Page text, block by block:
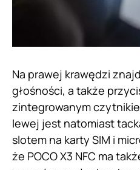
Na prawej krawędzi
głośności, a także
zintegrowanym
lewej jest natomiast
slotem na karty SIM i
że POCO X3 NFC ma